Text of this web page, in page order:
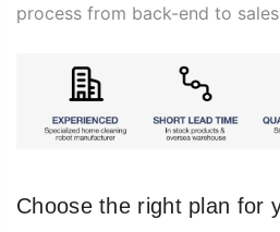
process from back-end to
Choose the right plan for